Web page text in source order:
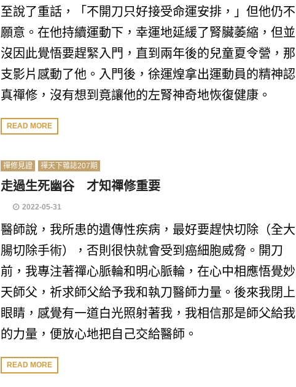
至說了重話，「不開刀只好接受命運安排，」但他仍不
願意。在他持續運動下，幸運地延緩了腎臟萎縮，但並
沒因此覺悟要趕緊入門，直到兩年後的兒童夏令營，那
支影片感動了他。入門後，徐運煌拿出運動員的精神認
真禪修，沒有想到竟讓他的左腎神奇地恢復健康。
READ MORE
禪修見證 禪天下雜誌207期
走過生死幽谷 才知禪修重要
2022-05-31
醫師說，我所患的遺傳性疾病，最好要趕快切除（全大
腸切除手術），否則很快就會受到癌細胞威脅。開刀
前，我專注著禪心脈輪和明心脈輪，在心中相應悟覺妙
天師父，祈求師父給予我和執刀醫師力量。後來我閉上
眼睛，感覺有一道白光照射著我，我相信那是師父給我
的力量，便放心地把自己交給醫師。
READ MORE